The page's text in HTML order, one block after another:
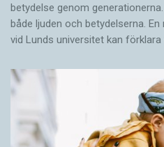
betydelse genom
både ljuden och betydelserna.
vid Lunds universitet kan förklara